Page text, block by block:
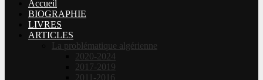
Accueil
BIOGRAPHIE
LIVRES
ARTICLES
La problématique algérienne
2020-2024
2017-2019
2011-2016